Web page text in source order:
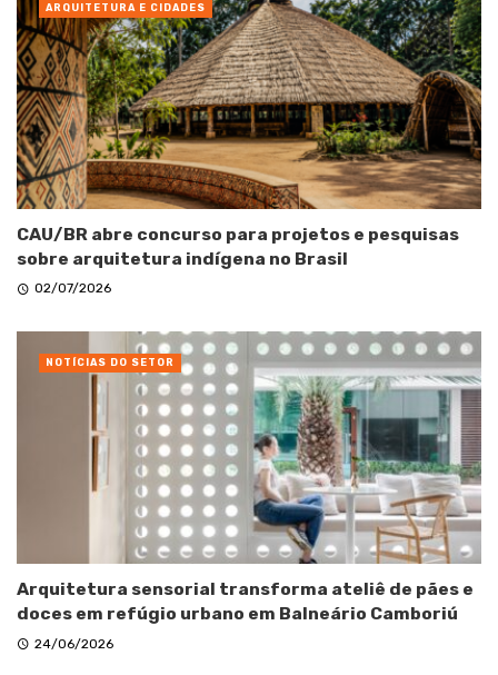
CAU/BR abre concurso para projetos e pesquisas
sobre arquitetura indígena no Brasil
02/07/2026
ARQUITETURA E CIDADES
Arquitetura sensorial transforma ateliê de pães e
doces em refúgio urbano em Balneário Camboriú
24/06/2026
NOTÍCIAS DO SETOR